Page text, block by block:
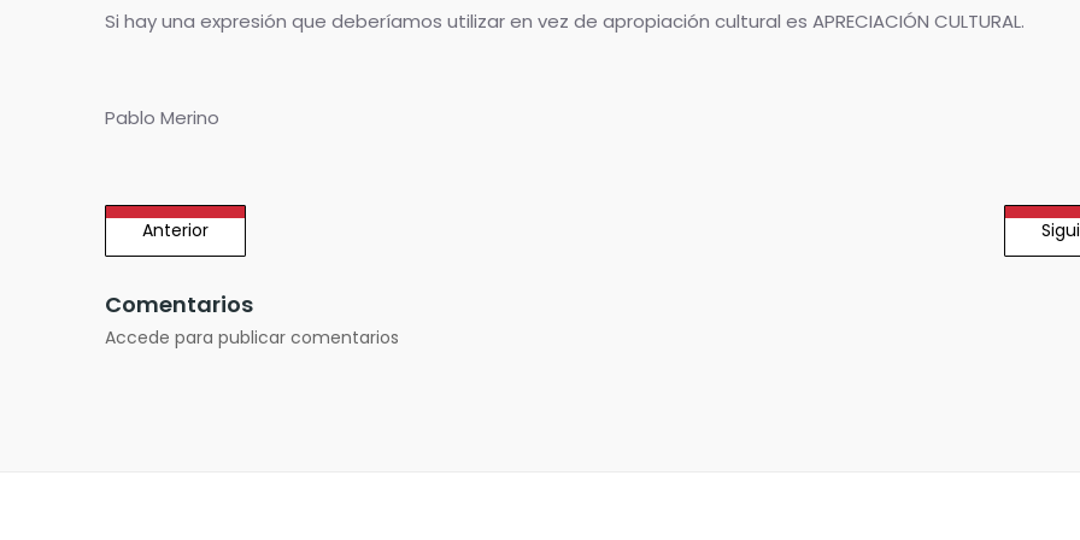
Si hay una expresión que deberíamos utilizar en vez de apropiación cultural es APRECIACIÓN CULTURAL.
Pablo Merino
Anterior
Comentarios
Accede para publicar comentarios